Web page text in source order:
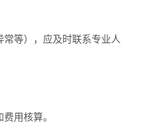
等），应及时联系专业人
用核算。